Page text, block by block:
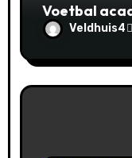
Voetbal
Veldhuis4